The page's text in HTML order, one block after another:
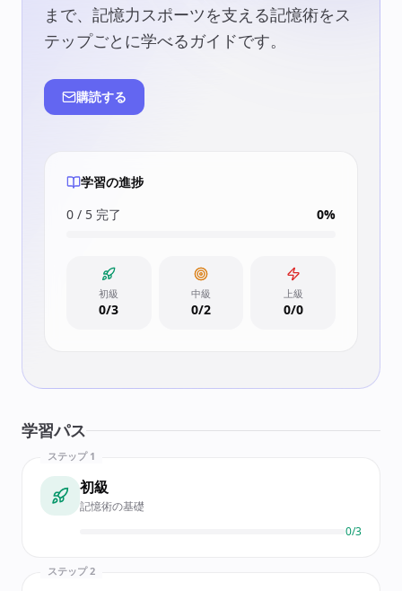
まで、記憶力スポーツを支える記憶術をス
テップごとに学べるガイドです。
購読する
学習の進捗
0 / 5 完了
0%
初級
0/3
中級
0/2
上級
0/0
学習パス
ステップ 1
初級
記憶術の基礎
0/3
ステップ 2